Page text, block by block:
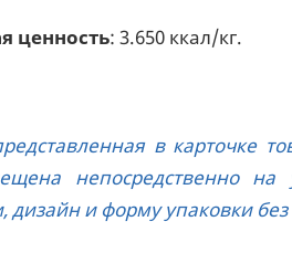
ценность: 3.650 ккал/кг.
в карточке
непосредственно
дизайн и форму упаковки